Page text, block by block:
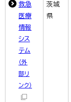
救急
医療
情報
シス
テム
（外
部リ
ンク）
茨城
県